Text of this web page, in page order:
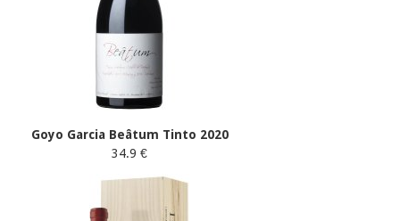
Goyo Garcia Beâtum Tinto 2020
34.9 €